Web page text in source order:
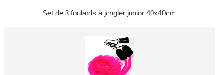
Set de 3 foulards à jongler junior 40x40cm